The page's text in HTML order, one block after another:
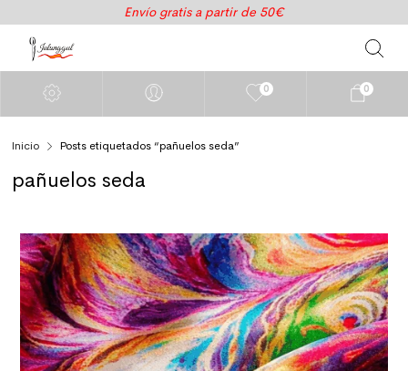
Envío gratis a partir de 50€
0 0
Inicio Posts etiquetados “pañuelos seda”
pañuelos seda